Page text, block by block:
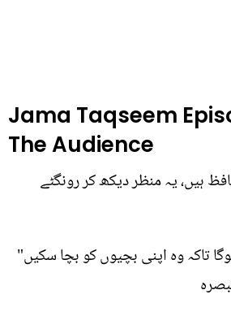
Jama Taqseem
The Audience
ہیں، یہ منظر دیکھ کر رونگٹے
تاکہ وہ اپنی بچیوں کو بچا سکیں"